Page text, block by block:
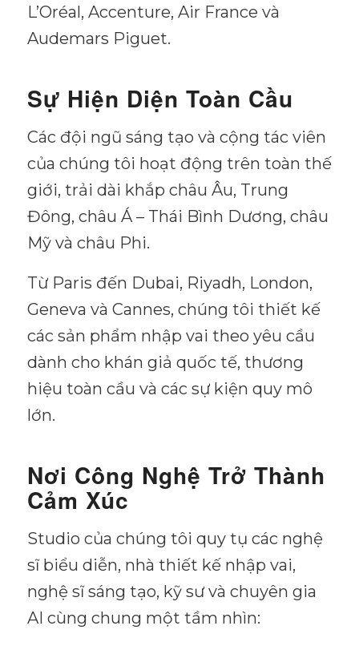
L’Oréal, Accenture, Air France và
Audemars Piguet.
Sự Hiện Diện Toàn Cầu
Các đội ngũ sáng tạo và cộng tác viên
của chúng tôi hoạt động trên toàn thế
giới, trải dài khắp châu Âu, Trung
Đông, châu Á – Thái Bình Dương, châu
Mỹ và châu Phi.
Từ Paris đến Dubai, Riyadh, London,
Geneva và Cannes, chúng tôi thiết kế
các sản phẩm nhập vai theo yêu cầu
dành cho khán giả quốc tế, thương
hiệu toàn cầu và các sự kiện quy mô
lớn.
Nơi Công Nghệ Trở Thành
Cảm Xúc
Studio của chúng tôi quy tụ các nghệ
sĩ biểu diễn, nhà thiết kế nhập vai,
nghệ sĩ sáng tạo, kỹ sư và chuyên gia
AI cùng chung một tầm nhìn: